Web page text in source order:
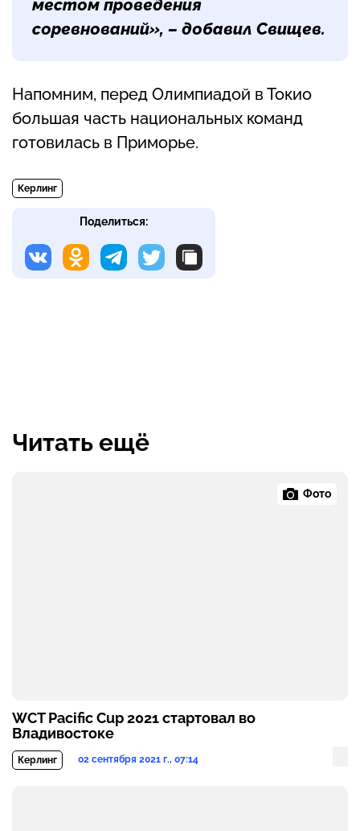
местом проведения
соревнований», – добавил Свищев.
Напомним, перед Олимпиадой в Токио
большая часть национальных команд
готовилась в Приморье.
Керлинг
Поделиться:
Читать ещё
Фото
WCT Pacific Cup 2021 стартовал во
Владивостоке
Керлинг 02 сентября 2021 г., 07:14